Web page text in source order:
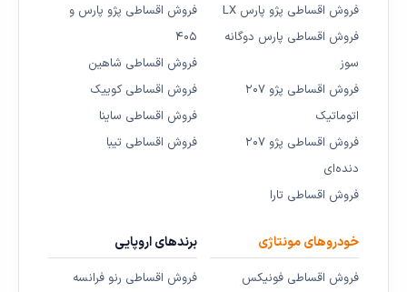
فروش اقساطی پژو پارس LX
فروش اقساطی پارس دوگانه
سوز
فروش اقساطی پژو ۲۰۷
اتوماتیک
فروش اقساطی پژو ۲۰۷
دنده‌ای
فروش اقساطی تارا
فروش اقساطی پژو پارس و
۴۰۵
فروش اقساطی شاهین
فروش اقساطی کوییک
فروش اقساطی ساینا
فروش اقساطی تیبا
خودروهای مونتاژی
فروش اقساطی فونیکس
برندهای اروپایی
فروش اقساطی رنو فرانسه